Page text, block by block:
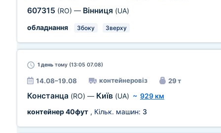
607315 (RO) — Вінниця (UA)
обладнання
Збоку Зверху
1 день тому (13:05 07.08)
14.08–19.08 контейнеровіз 29 т
Констанца (RO) — Київ (UA) ~ 929 км
контейнер 40фут , Кільк. машин: 3